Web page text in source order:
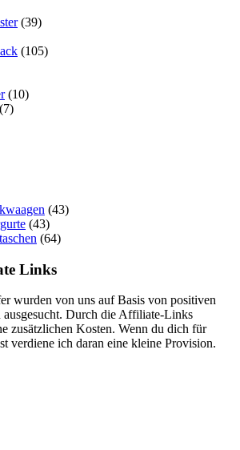
(39)
(105)
(10)
(7)
(43)
(43)
(64)
Links
wurden von uns auf Basis von positiven
Durch die Affiliate-Links
zusätzlichen Kosten. Wenn du dich für
verdiene ich daran eine kleine Provision.